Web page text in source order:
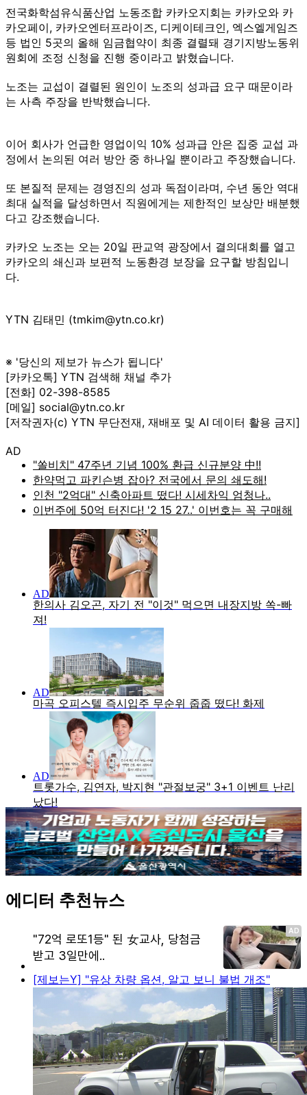
전국화학섬유식품산업 노동조합 카카오지회는 카카오와 카
카오페이, 카카오엔터프라이즈, 디케이테크인, 엑스엘게임즈
등 법인 5곳의 올해 임금협약이 최종 결렬돼 경기지방노동위
원회에 조정 신청을 진행 중이라고 밝혔습니다.
노조는 교섭이 결렬된 원인이 노조의 성과급 요구 때문이라
는 사측 주장을 반박했습니다.
이어 회사가 언급한 영업이익 10% 성과급 안은 집중 교섭 과
정에서 논의된 여러 방안 중 하나일 뿐이라고 주장했습니다.
또 본질적 문제는 경영진의 성과 독점이라며, 수년 동안 역대
최대 실적을 달성하면서 직원에게는 제한적인 보상만 배분했
다고 강조했습니다.
카카오 노조는 오는 20일 판교역 광장에서 결의대회를 열고
카카오의 쇄신과 보편적 노동환경 보장을 요구할 방침입니
다.
YTN 김태민 (tmkim@ytn.co.kr)
※ '당신의 제보가 뉴스가 됩니다'
[카카오톡] YTN 검색해 채널 추가
[전화] 02-398-8585
[메일] social@ytn.co.kr
[저작권자(c) YTN 무단전재, 재배포 및 AI 데이터 활용 금지]
AD
에디터 추천뉴스
[제보는Y] "유상 차량 옵션, 알고 보니 불법 개조"